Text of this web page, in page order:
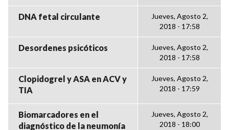
DNA fetal circulante
Jueves, Agosto 2,
2018 - 17:58
Desordenes psicóticos
Jueves, Agosto 2,
2018 - 17:58
Clopidogrel y ASA en ACV y
TIA
Jueves, Agosto 2,
2018 - 17:59
Biomarcadores en el
diagnóstico de la neumonía
Jueves, Agosto 2,
2018 - 18:00